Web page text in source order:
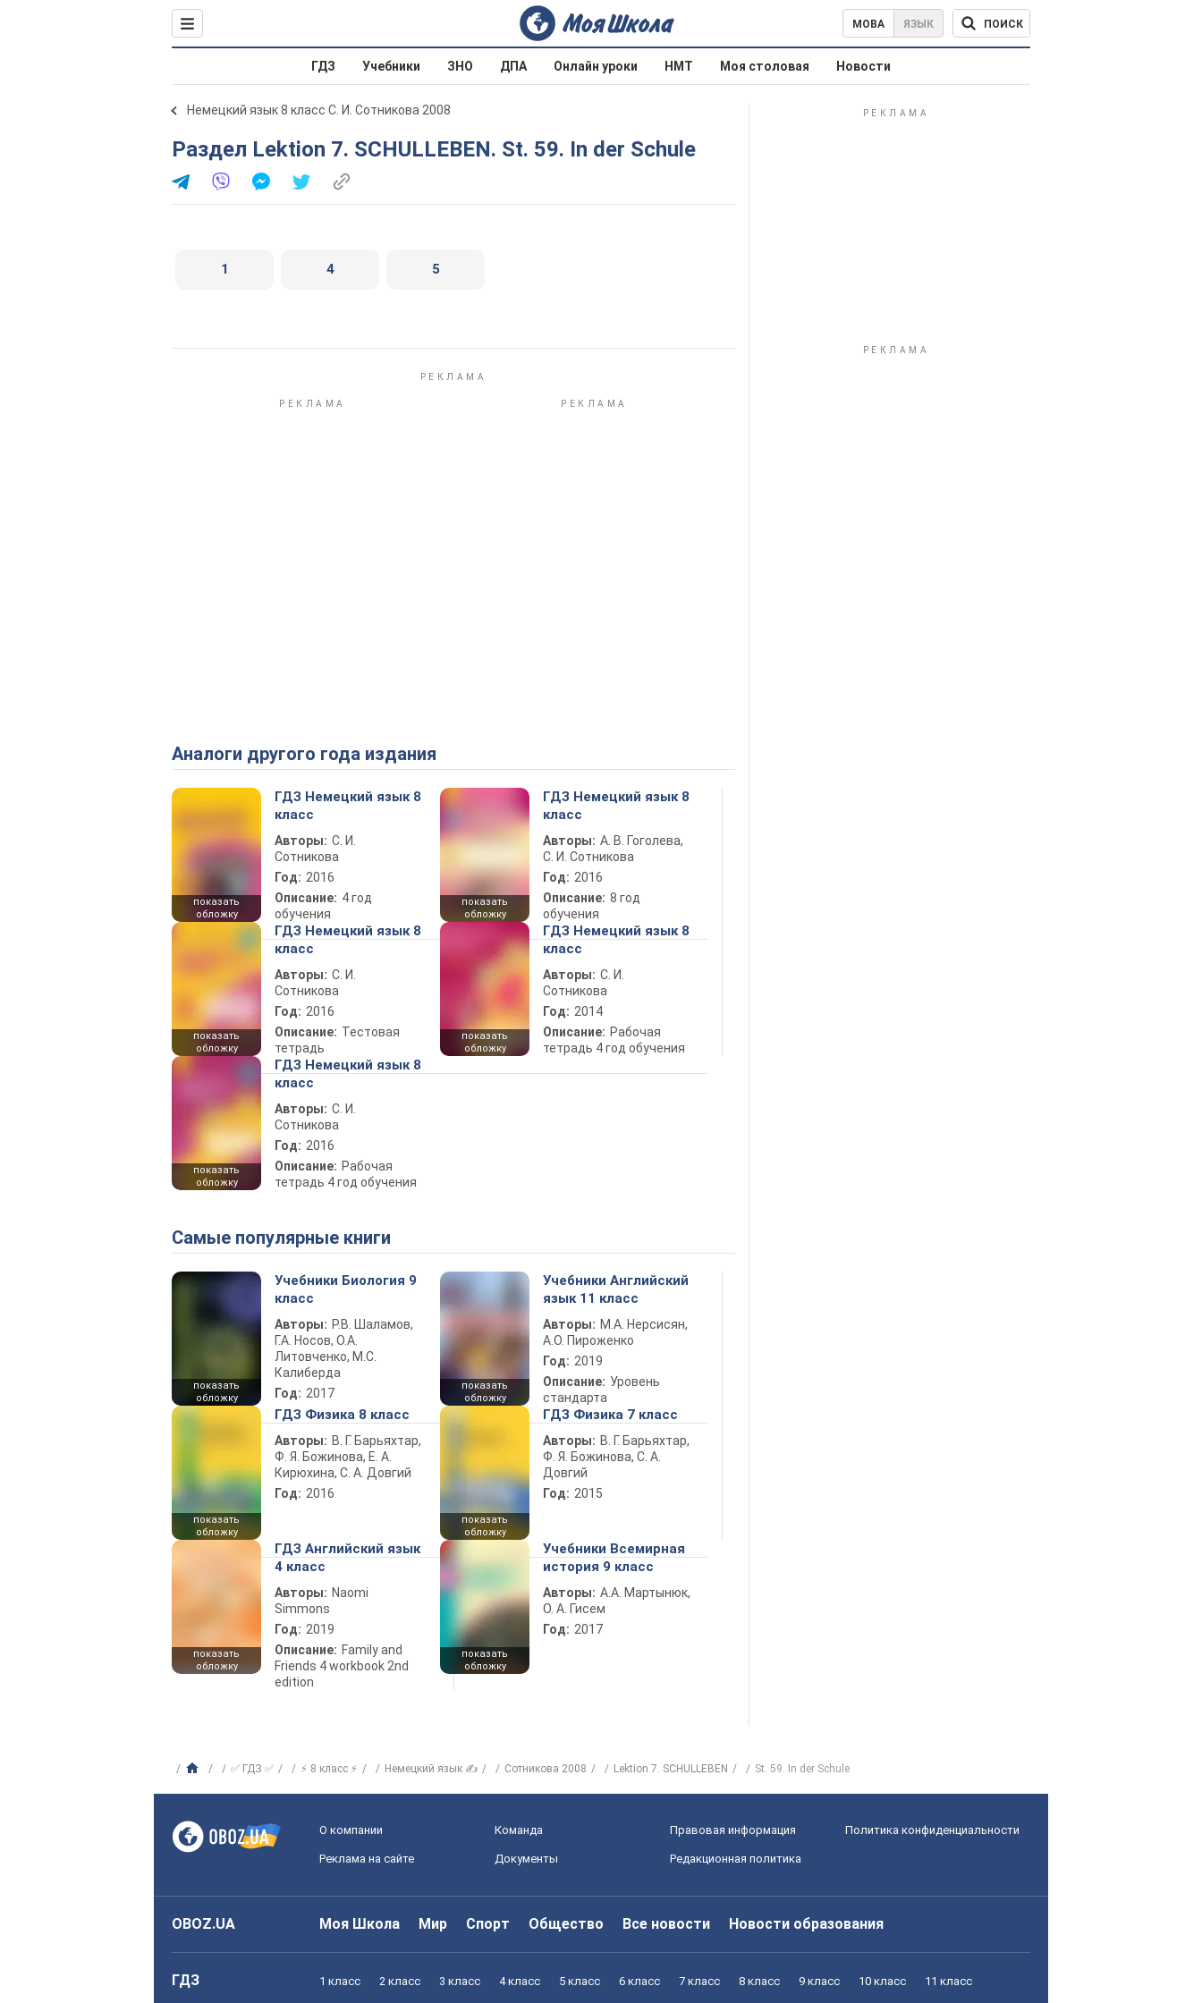
МОВА ЯЗЫК ПОИСК
ГДЗ Учебники ЗНО ДПА Онлайн уроки НМТ Моя столовая Новости
Немецкий язык 8 класс С. И. Сотникова 2008
Раздел Lektion 7. SCHULLEBEN. St. 59. In der Schule
1 4 5
Аналоги другого года издания
показать
обложку
ГДЗ Немецкий язык 8
класс
Авторы: С. И.
Сотникова
Год: 2016
Описание: 4 год
обучения
показать
обложку
ГДЗ Немецкий язык 8
класс
Авторы: А. В. Гоголева,
С. И. Сотникова
Год: 2016
Описание: 8 год
обучения
показать
обложку
ГДЗ Немецкий язык 8
класс
Авторы: С. И.
Сотникова
Год: 2016
Описание: Тестовая
тетрадь
показать
обложку
ГДЗ Немецкий язык 8
класс
Авторы: С. И.
Сотникова
Год: 2014
Описание: Рабочая
тетрадь 4 год обучения
показать
обложку
ГДЗ Немецкий язык 8
класс
Авторы: С. И.
Сотникова
Год: 2016
Описание: Рабочая
тетрадь 4 год обучения
Самые популярные книги
показать
обложку
Учебники Биология 9
класс
Авторы: Р.В. Шаламов,
Г.А. Носов, О.А.
Литовченко, М.С.
Калиберда
Год: 2017
показать
обложку
Учебники Английский
язык 11 класс
Авторы: М.А. Нерсисян,
А.О. Пироженко
Год: 2019
Описание: Уровень
стандарта
показать
обложку
ГДЗ Физика 8 класс
Авторы: В. Г. Барьяхтар,
Ф. Я. Божинова, Е. А.
Кирюхина, С. А. Довгий
Год: 2016
показать
обложку
ГДЗ Физика 7 класс
Авторы: В. Г. Барьяхтар,
Ф. Я. Божинова, С. А.
Довгий
Год: 2015
показать
обложку
ГДЗ Английский язык
4 класс
Авторы: Naomi
Simmons
Год: 2019
Описание: Family and
Friends 4 workbook 2nd
edition
показать
обложку
Учебники Всемирная
история 9 класс
Авторы: А.А. Мартынюк,
О. А. Гисем
Год: 2017
✅ ГДЗ ✅ ⚡ 8 класс ⚡ Немецкий язык ✍ Сотникова 2008 Lektion 7. SCHULLEBEN St. 59. In der Schule
О компании Команда Правовая информация Политика конфиденциальности
Реклама на сайте Документы Редакционная политика
OBOZ.UA Моя Школа Мир Спорт Общество Все новости Новости образования
ГДЗ 1 класс 2 класс 3 класс 4 класс 5 класс 6 класс 7 класс 8 класс 9 класс 10 класс 11 класс